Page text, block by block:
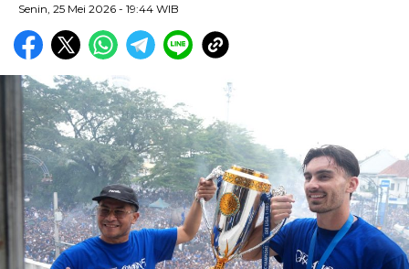
Senin, 25 Mei 2026 - 19:44 WIB